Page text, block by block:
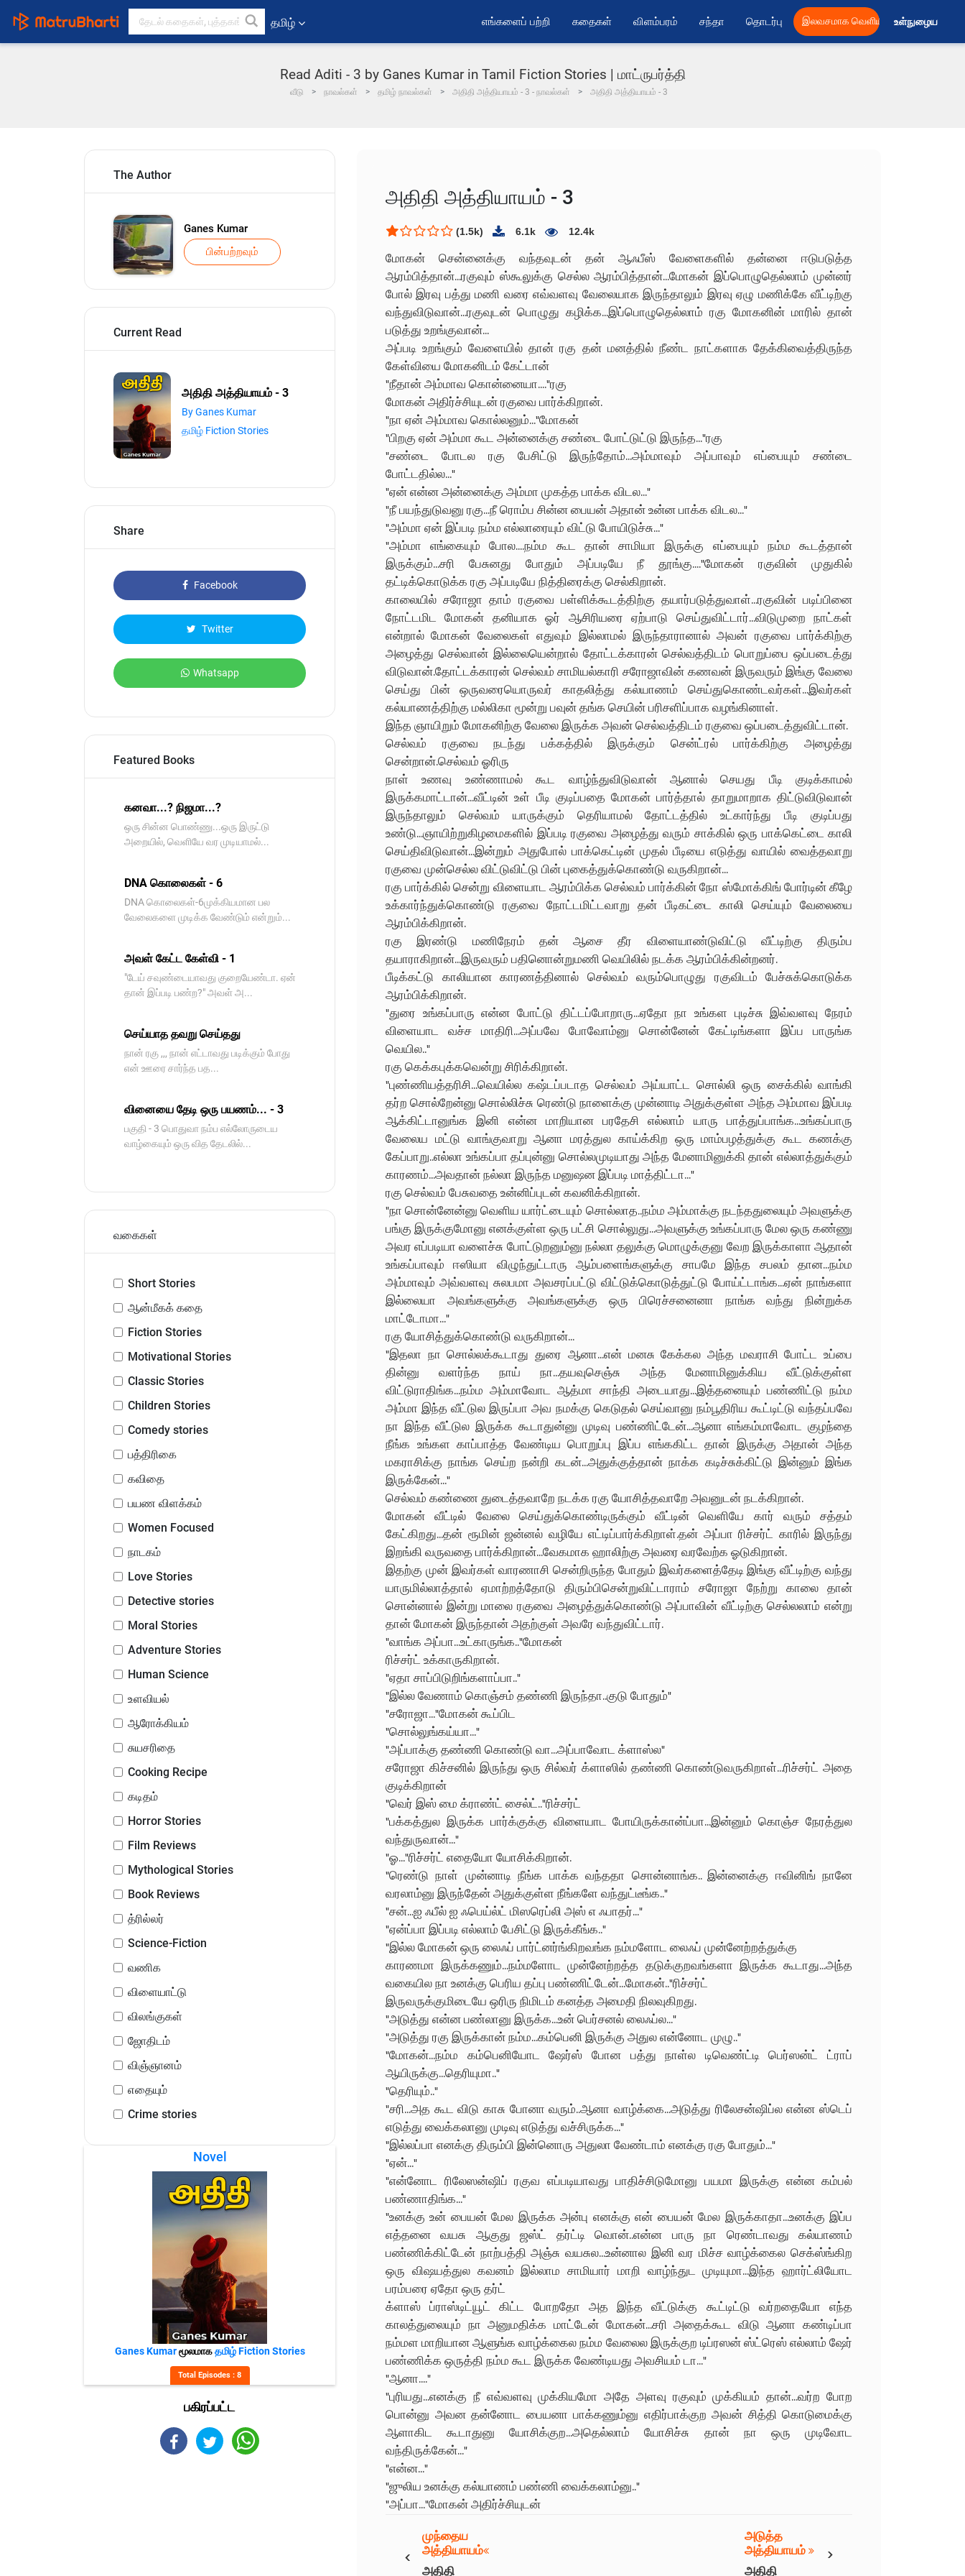
தமிழ் எங்களைப் பற்றி கதைகள் விளம்பரம் சந்தா தொடர்பு இலவசமாக வெளியிட உள்நுழைய
Read Aditi - 3 by Ganes Kumar in Tamil Fiction Stories | மாட்ருபர்த்தி
வீடு நாவல்கள் தமிழ் நாவல்கள் அதிதி அத்தியாயம் - 3 - நாவல்கள் அதிதி அத்தியாயம் - 3
The Author
Ganes Kumar
பின்பற்றவும்
Current Read
அதிதி அத்தியாயம் - 3
By Ganes Kumar
தமிழ் Fiction Stories
Share
Facebook
Twitter
Whatsapp
Featured Books
கனவா...? நிஜமா...?
ஒரு சின்ன பொண்ணு...ஒரு இருட்டு
அறையில், வெளியே வர முடியாமல்...
DNA கொலைகள் - 6
DNA கொலைகள்-6முக்கியமான பல
வேலைகளை முடிக்க வேண்டும் என்றும்...
அவள் கேட்ட கேள்வி - 1
"டேய் சவுண்டையாவது குறையேண்டா. ஏன்
தான் இப்படி பண்ற?" அவள் அ...
செய்யாத தவறு செய்தது
நான் ரகு ,,, நான் எட்டாவது படிக்கும் போது
என் ஊரை சார்ந்த பத...
வினையை தேடி ஒரு பயணம்... - 3
பகுதி - 3 பொதுவா நம்ப எல்லோருடைய
வாழ்கையும் ஒரு வித தேடலில்...
வகைகள்
Short Stories
ஆன்மீகக் கதை
Fiction Stories
Motivational Stories
Classic Stories
Children Stories
Comedy stories
பத்திரிகை
கவிதை
பயண விளக்கம்
Women Focused
நாடகம்
Love Stories
Detective stories
Moral Stories
Adventure Stories
Human Science
உளவியல்
ஆரோக்கியம்
சுயசரிதை
Cooking Recipe
கடிதம்
Horror Stories
Film Reviews
Mythological Stories
Book Reviews
த்ரில்லர்
Science-Fiction
வணிக
விளையாட்டு
விலங்குகள்
ஜோதிடம்
விஞ்ஞானம்
எதையும்
Crime stories
Novel
Ganes Kumarமூலமாகதமிழ் Fiction Stories
Total Episodes : 8
பகிரப்பட்ட
அதிதி அத்தியாயம் - 3
(1.5k) 6.1k 12.4k
மோகன் சென்னைக்கு வந்தவுடன் தன் ஆஃபீஸ் வேளைகளில் தன்னை ஈடுபடுத்த
ஆரம்பித்தான்...ரகுவும் ஸ்கூலுக்கு செல்ல ஆரம்பித்தான்...மோகன் இப்பொழுதெல்லாம் முன்னர்
போல் இரவு பத்து மணி வரை எவ்வளவு வேலையாக இருந்தாலும் இரவு ஏழு மணிக்கே வீட்டிற்கு
வந்துவிடுவான்...ரகுவுடன் பொழுது கழிக்க...இப்பொழுதெல்லாம் ரகு மோகனின் மாரில் தான்
படுத்து உறங்குவான்...
அப்படி உறங்கும் வேளையில் தான் ரகு தன் மனத்தில் நீண்ட நாட்களாக தேக்கிவைத்திருந்த
கேள்வியை மோகனிடம் கேட்டான்
"நீதான் அம்மாவ கொன்னையா...."ரகு
மோகன் அதிர்ச்சியுடன் ரகுவை பார்க்கிறான்.
"நா ஏன் அம்மாவ கொல்லனும்..."மோகன்
"பிறகு ஏன் அம்மா கூட அன்னைக்கு சண்டை போட்டுட்டு இருந்த..."ரகு
"சண்டை போடல ரகு பேசிட்டு இருந்தோம்...அம்மாவும் அப்பாவும் எப்பையும் சண்டை
போட்டதில்ல..."
"ஏன் என்ன அன்னைக்கு அம்மா முகத்த பாக்க விடல..."
"நீ பயந்துடுவனு ரகு...நீ ரொம்ப சின்ன பையன் அதான் உன்ன பாக்க விடல..."
"அம்மா ஏன் இப்படி நம்ம எல்லாரையும் விட்டு போயிடுச்சு..."
"அம்மா எங்கையும் போல....நம்ம கூட தான் சாமியா இருக்கு எப்பையும் நம்ம கூடத்தான்
இருக்கும்...சரி பேசுனது போதும் அப்படியே நீ தூங்கு...."மோகன் ரகுவின் முதுகில்
தட்டிக்கொடுக்க ரகு அப்படியே நித்திரைக்கு செல்கிறான்.
காலையில் சரோஜா தாம் ரகுவை பள்ளிக்கூடத்திற்கு தயார்படுத்துவாள்...ரகுவின் படிப்பினை
நோட்டமிட மோகன் தனியாக ஓர் ஆசிரியரை ஏற்பாடு செய்துவிட்டார்...விடுமுறை நாட்கள்
என்றால் மோகன் வேலைகள் எதுவும் இல்லாமல் இருந்தாரானால் அவன் ரகுவை பார்க்கிற்கு
அழைத்து செல்வான் இல்லையென்றால் தோட்டக்காரன் செல்வத்திடம் பொறுப்பை ஒப்படைத்து
விடுவான்.தோட்டக்காரன் செல்வம் சாமியல்காரி சரோஜாவின் கணவன் இருவரும் இங்கு வேலை
செய்து பின் ஒருவரையொருவர் காதலித்து கல்யாணம் செய்துகொண்டவர்கள்...இவர்கள்
கல்யாணத்திற்கு மல்லிகா மூன்று பவுன் தங்க செயின் பரிசளிப்பாக வழங்கினாள்.
இந்த ஞாயிறும் மோகனிற்கு வேலை இருக்க அவன் செல்வத்திடம் ரகுவை ஒப்படைத்துவிட்டான்.
செல்வம் ரகுவை நடந்து பக்கத்தில் இருக்கும் சென்ட்ரல் பார்க்கிற்கு அழைத்து
சென்றான்.செல்வம் ஓரிரு
நாள் உணவு உண்ணாமல் கூட வாழ்ந்துவிடுவான் ஆனால் செயது பீடி குடிக்காமல்
இருக்கமாட்டான்...வீட்டின் உள் பீடி குடிப்பதை மோகன் பார்த்தால் தாறுமாறாக திட்டுவிடுவான்
இருந்தாலும் செல்வம் யாருக்கும் தெரியாமல் தோட்டத்தில் உட்கார்ந்து பீடி குடிப்பது
உண்டு...ஞாயிற்றுகிழமைகளில் இப்படி ரகுவை அழைத்து வரும் சாக்கில் ஒரு பாக்கெட்டை காலி
செய்திவிடுவான்...இன்றும் அதுபோல் பாக்கெட்டின் முதல் பீடியை எடுத்து வாயில் வைத்தவாறு
ரகுவை முன்செல்ல விட்டுவிட்டு பின் புகைத்துக்கொண்டு வருகிறான்...
ரகு பார்க்கில் சென்று விளையாட ஆரம்பிக்க செல்வம் பார்க்கின் நோ ஸ்மோக்கிங் போர்டின் கீழே
உக்கார்ந்துக்கொண்டு ரகுவை நோட்டமிட்டவாறு தன் பீடிகட்டை காலி செய்யும் வேலையை
ஆரம்பிக்கிறான்.
ரகு இரண்டு மணிநேரம் தன் ஆசை தீர விளையாண்டுவிட்டு வீட்டிற்கு திரும்ப
தயாராகிறான்...இருவரும் பதினொன்றுமணி வெயிலில் நடக்க ஆரம்பிக்கின்றனர்.
பீடிக்கட்டு காலியான காரணத்தினால் செல்வம் வரும்பொழுது ரகுவிடம் பேச்சுக்கொடுக்க
ஆரம்பிக்கிறான்.
"துரை உங்கப்பாரு என்ன போட்டு திட்டப்போறாரு...ஏதோ நா உங்கள புடிச்சு இவ்வளவு நேரம்
விளையாட வச்ச மாதிரி...அப்பவே போவோம்னு சொன்னேன் கேட்டிங்களா இப்ப பாருங்க
வெயில.."
ரகு கெக்கபுக்கவென்று சிரிக்கிறான்.
"புண்ணியத்தரிசி...வெயில்ல கஷ்டப்படாத செல்வம் அய்யாட்ட சொல்லி ஒரு சைக்கில் வாங்கி
தர்ற சொல்றேன்னு சொல்லிச்சு ரெண்டு நாளைக்கு முன்னாடி அதுக்குள்ள அந்த அம்மாவ இப்படி
ஆக்கிட்டானுங்க இனி என்ன மாறியான பரதேசி எல்லாம் யாரு பாத்துப்பாங்க...உங்கப்பாரு
வேலைய மட்டு வாங்குவாறு ஆனா மரத்துல காய்க்கிற ஒரு மாம்பழத்துக்கு கூட கணக்கு
கேப்பாறு..எல்லா உங்கப்பா தப்புன்னு சொல்லமுடியாது அந்த மேனாமினுக்கி தான் எல்லாத்துக்கும்
காரணம்...அவதான் நல்லா இருந்த மனுஷன இப்படி மாத்திட்டா..."
ரகு செல்வம் பேசுவதை உன்னிப்புடன் கவனிக்கிறான்.
"நா சொன்னேன்னு வெளிய யார்ட்டையும் சொல்லாத..நம்ம அம்மாக்கு நடந்ததுலையும் அவளுக்கு
பங்கு இருக்குமோனு எனக்குள்ள ஒரு பட்சி சொல்லுது...அவளுக்கு உங்கப்பாரு மேல ஒரு கண்ணு
அவர எப்படியா வளைச்சு போட்டுறனும்னு நல்லா தலுக்கு மொழுக்குனு வேற இருக்காளா ஆதான்
உங்கப்பாவும் ஈஸியா விழுந்துட்டாரு ஆம்பளைங்களுக்கு சாபமே இந்த சபலம் தான...நம்ம
அம்மாவும் அவ்வளவு சுலபமா அவசரப்பட்டு விட்டுக்கொடுத்துட்டு போய்ட்டாங்க...ஏன் நாங்களா
இல்லையா அவங்களுக்கு அவங்களுக்கு ஒரு பிரெச்சனைனா நாங்க வந்து நின்றுக்க
மாட்டோமா..."
ரகு யோசித்துக்கொண்டு வருகிறான்...
"இதலா நா சொல்லக்கூடாது துரை ஆனா...என் மனசு கேக்கல அந்த மவராசி போட்ட உப்பை
தின்னு வளர்ந்த நாய் நா...தயவுசெஞ்சு அந்த மேனாமினுக்கிய வீட்டுக்குள்ள
விட்டுராதிங்க...நம்ம அம்மாவோட ஆத்மா சாந்தி அடையாது...இத்தனையும் பண்ணிட்டு நம்ம
அம்மா இந்த வீட்டுல இருப்பா அவ நமக்கு கெடுதல் செய்வானு நம்பூதிரிய கூட்டிட்டு வந்தப்பவே
நா இந்த வீட்டுல இருக்க கூடாதுன்னு முடிவு பண்ணிட்டேன்...ஆனா எங்கம்மாவோட குழந்தை
நீங்க உங்கள காப்பாத்த வேண்டிய பொறுப்பு இப்ப எங்ககிட்ட தான் இருக்கு அதான் அந்த
மகராசிக்கு நாங்க செய்ற நன்றி கடன்...அதுக்குத்தான் நாக்க கடிச்சுக்கிட்டு இன்னும் இங்க
இருக்கேன்..."
செல்வம் கண்ணை துடைத்தவாறே நடக்க ரகு யோசித்தவாறே அவனுடன் நடக்கிறான்.
மோகன் வீட்டில் வேலை செய்துக்கொண்டிருக்கும் வீட்டின் வெளியே கார் வரும் சத்தம்
கேட்கிறது...தன் ரூமின் ஜன்னல் வழியே எட்டிப்பார்க்கிறாள்.தன் அப்பா ரிச்சர்ட் காரில் இருந்து
இறங்கி வருவதை பார்க்கிறான்...வேகமாக ஹாலிற்கு அவரை வரவேற்க ஓடுகிறான்.
இதற்கு முன் இவர்கள் வாரணாசி சென்றிருந்த போதும் இவர்களைத்தேடி இங்கு வீட்டிற்கு வந்து
யாருமில்லாத்தால் ஏமாற்றத்தோடு திரும்பிசென்றுவிட்டாராம் சரோஜா நேற்று காலை தான்
சொன்னால் இன்று மாலை ரகுவை அழைத்துக்கொண்டு அப்பாவின் வீட்டிற்கு செல்லலாம் என்று
தான் மோகன் இருந்தான் அதற்குள் அவரே வந்துவிட்டார்.
"வாங்க அப்பா...உட்காருங்க.."மோகன்
ரிச்சர்ட் உக்காருகிறான்.
"ஏதா சாப்பிடுறிங்களாப்பா.."
"இல்ல வேணாம் கொஞ்சம் தண்ணி இருந்தா..குடு போதும்"
"சரோஜா..."மோகன் கூப்பிட
"சொல்லுங்கய்யா..."
"அப்பாக்கு தண்ணி கொண்டு வா...அப்பாவோட க்ளாஸ்ல"
சரோஜா கிச்சனில் இருந்து ஒரு சில்வர் க்ளாஸில் தண்ணி கொண்டுவருகிறாள்...ரிச்சர்ட் அதை
குடிக்கிறான்
"வெர் இஸ் மை க்ராண்ட் சைல்ட்.."ரிச்சர்ட்
"பக்கத்துல இருக்க பார்க்குக்கு விளையாட போயிருக்கான்ப்பா...இன்னும் கொஞ்ச நேரத்துல
வந்துருவான்..."
"ஓ..."ரிச்சர்ட் எதையோ யோசிக்கிறான்.
"ரெண்டு நாள் முன்னாடி நீங்க பாக்க வந்ததா சொன்னாங்க.. இன்னைக்கு ஈவினிங் நானே
வரலாம்னு இருந்தேன் அதுக்குள்ள நீங்களே வந்துட்டீங்க.."
"சன்...ஐ ஃபீல் ஐ ஃபெய்ல்ட் மிஸரெப்லி அஸ் எ ஃபாதர்..."
"ஏன்ப்பா இப்படி எல்லாம் பேசிட்டு இருக்கீங்க.."
"இல்ல மோகன் ஒரு லைஃப் பார்ட்னர்ங்கிறவங்க நம்மளோட லைஃப் முன்னேற்றத்துக்கு
காரணமா இருக்கணும்...நம்மளோட முன்னேற்றத்த தடுக்குறவங்களா இருக்க கூடாது...அந்த
வகையில நா உனக்கு பெரிய தப்பு பண்ணிட்டேன்...மோகன்.."ரிச்சர்ட்
இருவருக்குமிடையே ஒரிரு நிமிடம் கனத்த அமைதி நிலவுகிறது.
"அடுத்து என்ன பண்லானு இருக்க...உன் பெர்சனல் லைஃப்ல..."
"அடுத்து ரகு இருக்கான் நம்ம...கம்பெனி இருக்கு அதுல என்னோட முழு.."
"மோகன்...நம்ம கம்பெனியோட ஷேர்ஸ் போன பத்து நாள்ல டிவெண்ட்டி பெர்ஸன்ட் ட்ராப்
ஆயிருக்கு...தெரியுமா.."
"தெரியும்.."
"சரி...அத கூட விடு காசு போனா வரும்..ஆனா வாழ்க்கை...அடுத்து ரிலேசன்ஷிப்ல என்ன ஸ்டெப்
எடுத்து வைக்கலானு முடிவு எடுத்து வச்சிருக்க..."
"இல்லப்பா எனக்கு திரும்பி இன்னொரு அதுலா வேண்டாம் எனக்கு ரகு போதும்..."
"ஏன்..."
"என்னோட ரிலேஸன்ஷிப் ரகுவ எப்படியாவது பாதிச்சிடுமோனு பயமா இருக்கு என்ன கம்பல்
பண்ணாதிங்க..."
"உனக்கு உன் பையன் மேல இருக்க அன்பு எனக்கு என் பையன் மேல இருக்காதா...உனக்கு இப்ப
எத்தனை வயசு ஆகுது ஜஸ்ட் தர்ட்டி வொன்..என்ன பாரு நா ரெண்டாவது கல்யாணம்
பண்ணிக்கிட்டேன் நாற்பத்தி அஞ்சு வயசுல...உன்னால இனி வர மிச்ச வாழ்க்கைல செக்ஸ்ங்கிற
ஒரு விஷயத்துல கவனம் இல்லாம சாமியார் மாறி வாழ்ந்துட முடியுமா...இந்த ஹார்ட்லியோட
பரம்பரை ஏதோ ஒரு தர்ட்
க்ளாஸ் ப்ராஸ்டிட்யூட் கிட்ட போறதோ அத இந்த வீட்டுக்கு கூட்டிட்டு வர்றதையோ எந்த
காலத்துலையும் நா அனுமதிக்க மாட்டேன் மோகன்...சரி அதைக்கூட விடு ஆனா கண்டிப்பா
நம்மள மாறியான ஆளுங்க வாழ்க்கைல நம்ம வேலைல இருக்குற டிப்ரஸன் ஸ்ட்ரெஸ் எல்லாம் ஷேர்
பண்ணிக்க ஒருத்தி நம்ம கூட இருக்க வேண்டியது அவசியம் டா..."
"ஆனா...."
"புரியது...எனக்கு நீ எவ்வளவு முக்கியமோ அதே அளவு ரகுவும் முக்கியம் தான்...வர்ற போற
பொன்னு அவன தன்னோட பையனா பாக்கணும்னு எதிர்பாக்குற அவன் சித்தி கொடுமைக்கு
ஆளாகிட கூடாதுனு யோசிக்குற...அதெல்லாம் யோசிச்சு தான் நா ஒரு முடிவோட
வந்திருக்கேன்..."
"என்ன..."
"ஜுலிய உனக்கு கல்யாணம் பண்ணி வைக்கலாம்னு.."
"அப்பா..."மோகன் அதிர்ச்சியுடன்
‹
முந்தைய
அத்தியாயம்
அதிதி
›
அடுத்த
அத்தியாயம்
அதிதி